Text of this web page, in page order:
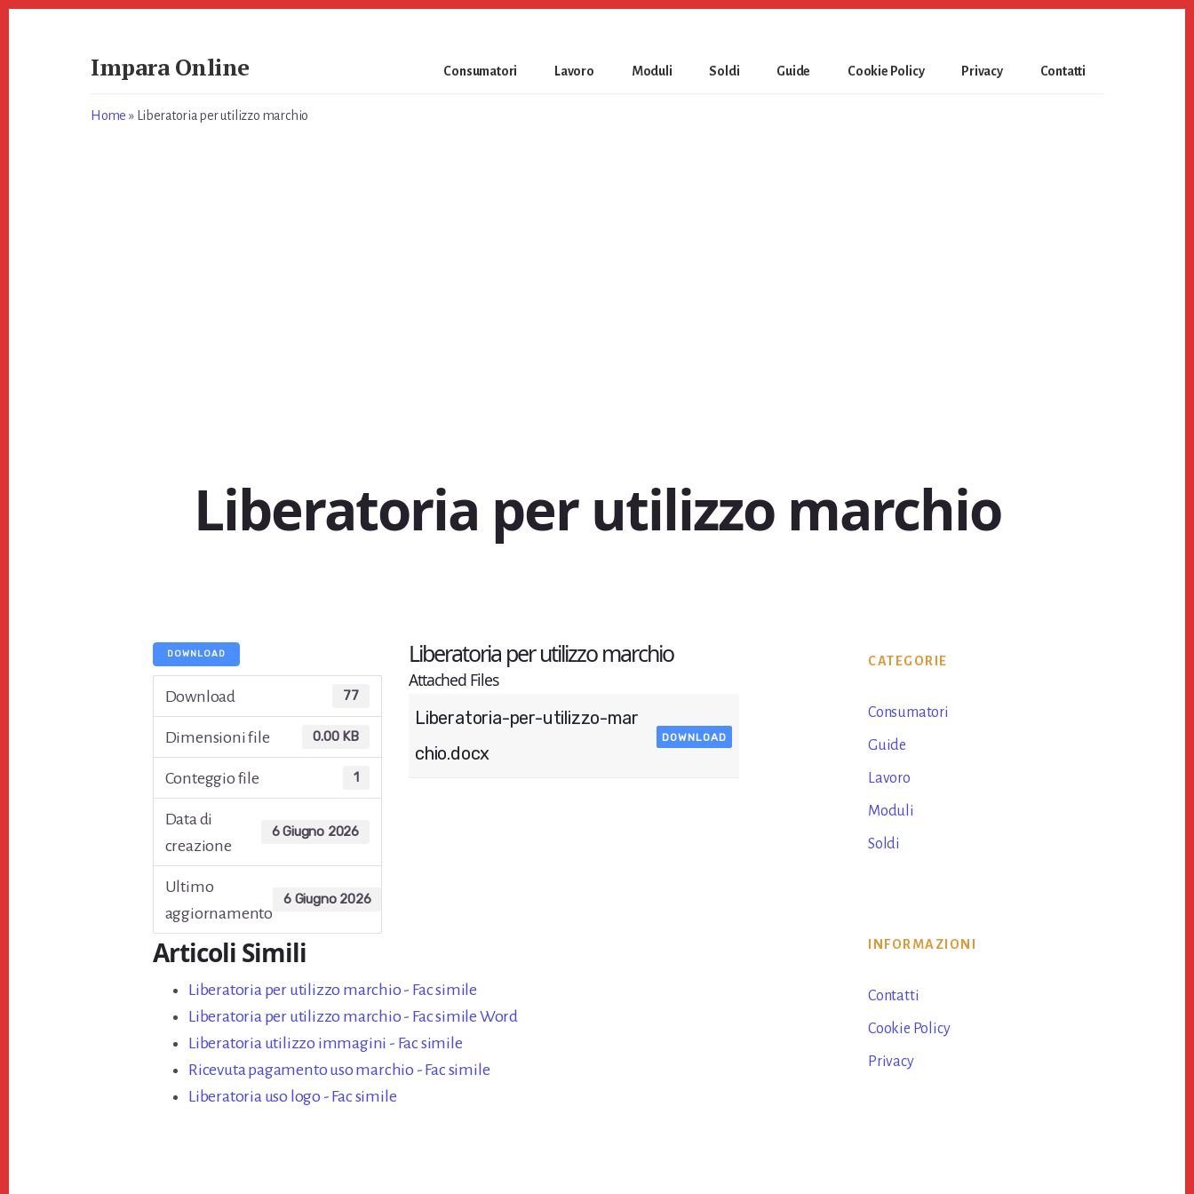
Impara Online
Online
Consumatori Lavoro Moduli Soldi Guide Cookie Policy Privacy Contatti
Home » Liberatoria per utilizzo marchio​
Liberatoria per utilizzo marchio​
DOWNLOAD
Download 77
Dimensioni file 0.00 KB
Conteggio file 1
Data di
creazione
6 Giugno 2026
Ultimo
aggiornamento
6 Giugno 2026
Liberatoria per utilizzo marchio​
Attached Files
Liberatoria-per-utilizzo-mar
chio.docx
DOWNLOAD
Articoli Simili
Liberatoria per utilizzo marchio​ - Fac simile
Liberatoria per utilizzo marchio​ - Fac simile Word
Liberatoria utilizzo immagini - Fac simile
Ricevuta pagamento uso marchio - Fac simile
Liberatoria uso logo​ - Fac simile
Primary
Sidebar
CATEGORIE
Consumatori
Guide
Lavoro
Moduli
Soldi
INFORMAZIONI
Contatti
Cookie Policy
Privacy